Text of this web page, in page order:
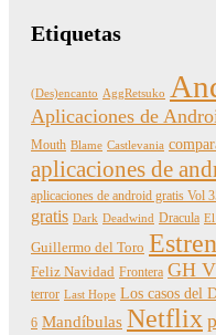
Etiquetas
(Des)encanto AggRetsuko
Aplicaciones de
Mouth Blame Castlevania
aplicaciones de
aplicaciones de android gratis Vol
gratis Dark Deadwind Dracula El
Guillermo del Toro
Feliz Navidad Frontera GH
terror Last Hope Los casos del
6 Mandíbulas Netflix